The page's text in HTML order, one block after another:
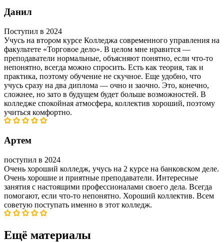
Данил
Поступил в 2024
Учусь на втором курсе Колледжа современного управления на
факультете «Торговое дело». В целом мне нравится —
преподаватели нормальные, объясняют понятно, если что-то
непонятно, всегда можно спросить. Есть как теория, так и
практика, поэтому обучение не скучное. Еще удобно, что
учусь сразу на два диплома — очно и заочно. Это, конечно,
сложнее, но зато в будущем будет больше возможностей. В
колледже спокойная атмосфера, коллектив хороший, поэтому
учиться комфортно.
Артем
поступил в 2024
Очень хороший колледж, учусь на 2 курсе на банковском деле.
Очень хорошие и приятные преподаватели. Интересные
занятия с настоящими профессионалами своего дела. Всегда
помогают, если что-то непонятно. Хороший коллектив. Всем
советую поступать именно в этот колледж.
Ещё материалы